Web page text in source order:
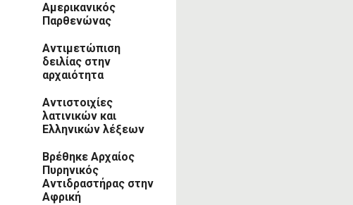
Αμερικανικός
Παρθενώνας
Αντιμετώπιση
δειλίας στην
αρχαιότητα
Αντιστοιχίες
λατινικών και
Ελληνικών λέξεων
Βρέθηκε Αρχαίος
Πυρηνικός
Αντιδραστήρας στην
Αφρική